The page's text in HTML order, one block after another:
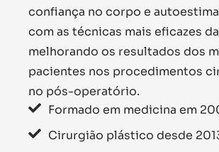
confiança no corpo e
com as técnicas mais eficazes
melhorando os resultados dos
pacientes nos procedimentos
no pós-operatório.
Formado em medicina em
Cirurgião plástico desde